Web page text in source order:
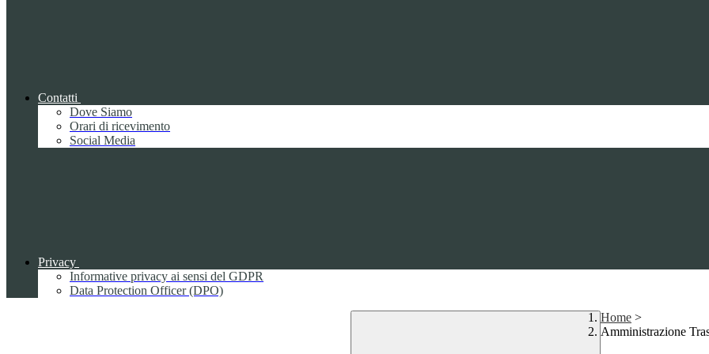
Contatti
Dove Siamo
Orari di ricevimento
Social Media
Privacy
Informative privacy ai sensi del GDPR
Data Protection Officer (DPO)
Home >
Amministrazione